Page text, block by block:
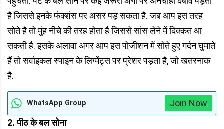
है जिससे इनके फंक्शंस पर असर पड़ सकता है. जब आप इस तरह
सोते है तो मुंह नीचे की तरह होता है जिससे सांस लेने में दिक्कत आ
सकती है. इसके अलावा अगर आप इस पोजीशन में सोते हुए गर्दन घुमाते
हैं तो सर्वाइकल स्‍पाइन के लिग्‍मेंट्स पर प्रेशर पड़ता है, जो खतरनाक
है.
WhatsApp Group
Join Now
2.पीठ के बल सोना